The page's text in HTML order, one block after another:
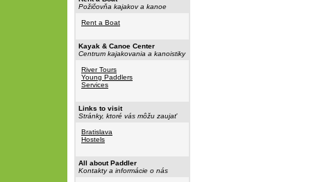
Požičovňa kajakov a kanoe
Rent a Boat
Kayak & Canoe Center
Centrum kajakovania a kanoistiky
River Tours
Young Paddlers
Services
Links to visit
Stránky, ktoré vás môžu zaujať
Bratislava
Hostels
All about Paddler
Kontakty a informácie o nás